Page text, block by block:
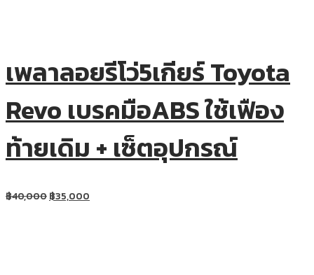
เพลาลอยรีโว่5เกียร์ Toyota
Revo เบรคมือABS ใช้เฟือง
ท้ายเดิม + เซ็ตอุปกรณ์
฿40,000฿35,000